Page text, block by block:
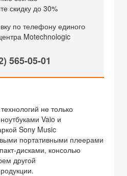
скидку до 30%
по телефону единого
Motechnologic
565-05-01
не только
Vaio и
Sony Music
портативными плеерами
дисками, консолью
другой